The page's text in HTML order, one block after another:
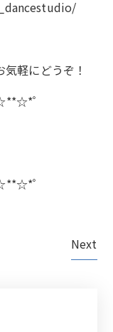
軽にどうぞ！
ﾟ
ﾟ
Next